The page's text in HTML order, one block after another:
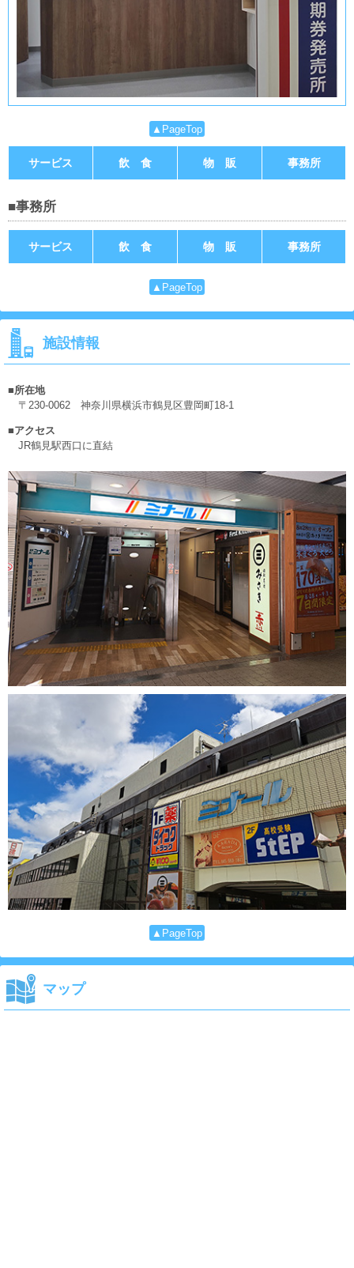
▲PageTop
サービス 飲 食 物 販 事務所
■事務所
サービス 飲 食 物 販 事務所
▲PageTop
施設情報
所在地
〒230-0062 神奈川県横浜市鶴見区豊岡町18-1
アクセス
JR鶴見駅西口に直結
▲PageTop
マップ